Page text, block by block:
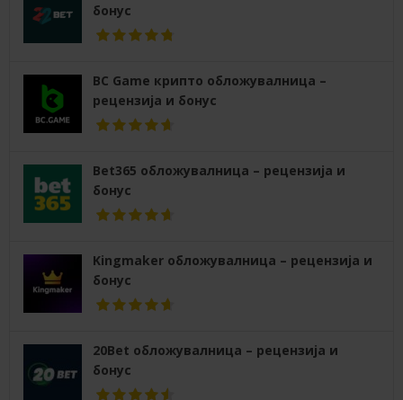
бонус
BC Game крипто обложувалница –
рецензија и бонус
Bet365 обложувалница – рецензија и
бонус
Kingmaker обложувалница – рецензија и
бонус
20Bet обложувалница – рецензија и
бонус